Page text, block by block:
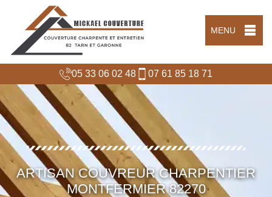
MENU
05 33 06 02 48 07 61 85 18 71
ARTISAN COUVREUR CHARPENTIER
MONTFERMIER 82270